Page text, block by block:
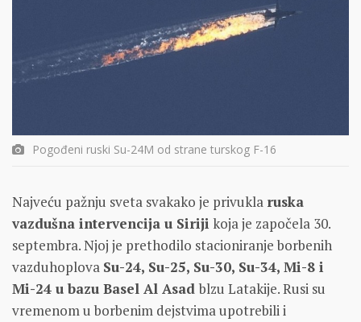
Pogođeni ruski Su-24M od strane turskog F-16
Najveću pažnju sveta svakako je privukla ruska
vazdušna intervencija u Siriji koja je započela 30.
septembra. Njoj je prethodilo stacioniranje borbenih
vazduhoplova Su-24, Su-25, Su-30, Su-34, Mi-8 i
Mi-24 u bazu Basel Al Asad blzu Latakije. Rusi su
vremenom u borbenim dejstvima upotrebili i